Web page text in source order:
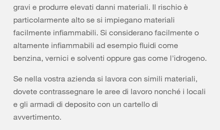
gravi e produrre elevati danni materiali. Il rischio è
particolarmente alto se si impiegano materiali
facilmente infiammabili. Si considerano facilmente o
altamente infiammabili ad esempio fluidi come
benzina, vernici e solventi oppure gas come l'idrogeno.
Se nella vostra azienda si lavora con simili materiali,
dovete contrassegnare le aree di lavoro nonché i locali
e gli armadi di deposito con un cartello di
avvertimento.